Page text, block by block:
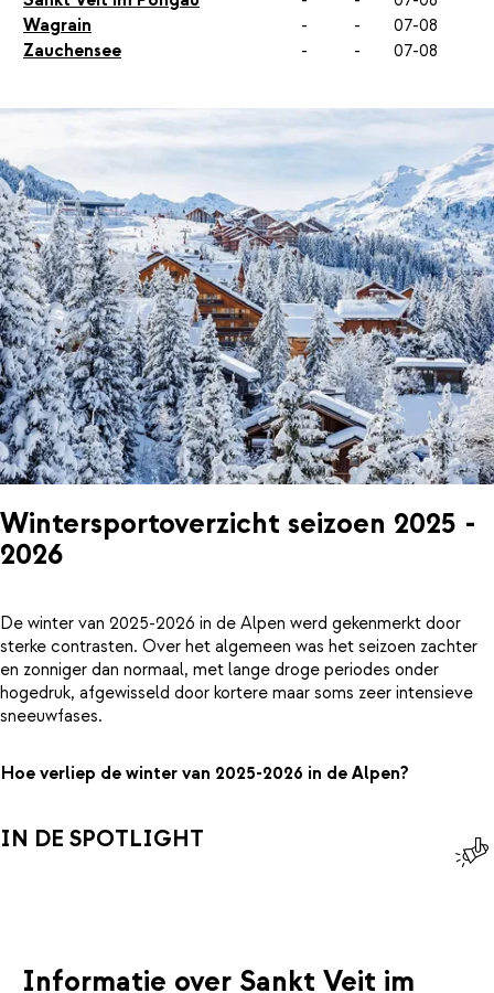
Wagrain
- -
07-08
Zauchensee
- - 07-08
Wintersportoverzicht seizoen 2025 -
2026
De winter van 2025-2026 in de Alpen werd gekenmerkt door
sterke contrasten. Over het algemeen was het seizoen zachter
en zonniger dan normaal, met lange droge periodes onder
hogedruk, afgewisseld door kortere maar soms zeer intensieve
sneeuwfases.
Hoe verliep de winter van 2025-2026 in de Alpen?
IN DE SPOTLIGHT
Informatie over Sankt Veit im